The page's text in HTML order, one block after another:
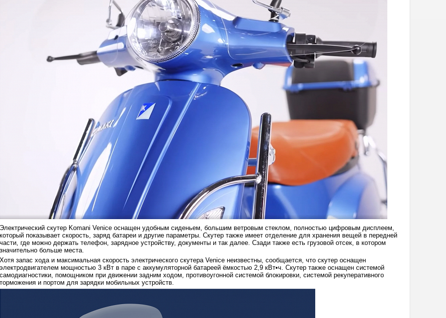
Электрический скутер Komani Venice оснащен удобным сиденьем, большим ветровым стеклом, полностью цифровым дисплеем,
который показывает скорость, заряд батареи и другие параметры. Скутер также имеет отделение для хранения вещей в передней
части, где можно держать телефон, зарядное устройству, документы и так далее. Сзади также есть грузовой отсек, в котором
значительно больше места.
Хотя запас хода и максимальная скорость электрического скутера Venice неизвестны, сообщается, что скутер оснащен
электродвигателем мощностью 3 кВт в паре с аккумуляторной батареей ёмкостью 2,9 кВт•ч. Скутер также оснащен системой
самодиагностики, помощником при движении задним ходом, противоугонной системой блокировки, системой рекуперативного
торможения и портом для зарядки мобильных устройств.